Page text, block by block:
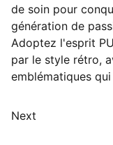
de soin pour
génération de
Adoptez l'esprit
par le style rétro,
emblématiques
Next